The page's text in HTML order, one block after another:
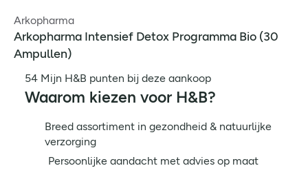
Arkopharma
Arkopharma Intensief Detox Programma Bio (30
Ampullen)
54 Mijn H&B punten bij deze aankoop
Waarom kiezen voor H&B?
Breed assortiment in gezondheid & natuurlijke
verzorging
Persoonlijke aandacht met advies op maat